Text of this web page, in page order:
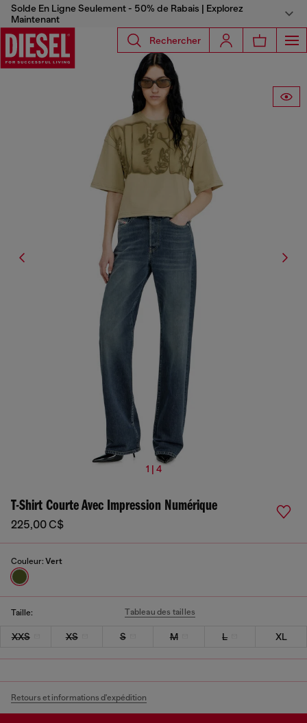
Solde En Ligne Seulement - 50% de Rabais | Explorez
Maintenant
Rechercher
1 | 4
T-Shirt Courte Avec Impression Numérique
225,00 C$
Couleur: Vert
Taille: Tableau des tailles
XXS XS S M L XL
Retours et informations d'expédition